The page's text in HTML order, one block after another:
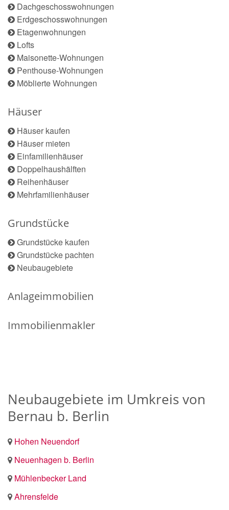
Dachgeschosswohnungen
Erdgeschosswohnungen
Etagenwohnungen
Lofts
Maisonette-Wohnungen
Penthouse-Wohnungen
Möblierte Wohnungen
Häuser
Häuser kaufen
Häuser mieten
Einfamilienhäuser
Doppelhaushälften
Reihenhäuser
Mehrfamilienhäuser
Grundstücke
Grundstücke kaufen
Grundstücke pachten
Neubaugebiete
Anlageimmobilien
Immobilienmakler
Neubaugebiete im Umkreis von
Bernau b. Berlin
Hohen Neuendorf
Neuenhagen b. Berlin
Mühlenbecker Land
Ahrensfelde